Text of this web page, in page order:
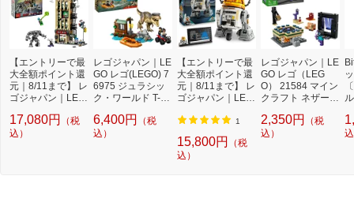
【エントリーで最
大全額ポイント還
元｜8/11まで】 レ
ゴジャパン｜LEG
76342 マーベル
スパイダーマン v
17,080円
（税
込）
レゴジャパン｜LE
GO レゴ(LEGO) 7
6975 ジュラシッ
ク・ワールド T-レ
脱出
6,400円
（税
込）
【エントリーで最
大全額ポイント還
元｜8/11まで】 レ
ゴジャパン｜LEG
416 C1-10P チョ
ロメク・ドロイド
1
15,800円
（税
込）
レゴジャパン｜LE
GO レゴ（LEG
O） 21584 マイン
クラフト ネザーと
旅
2,350円
（税
込）